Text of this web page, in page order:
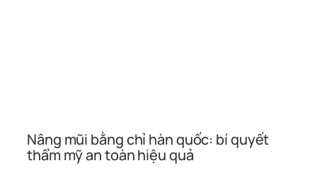
Nâng mũi bằng chỉ hàn quốc: bí quyết
thẩm mỹ an toàn hiệu quả